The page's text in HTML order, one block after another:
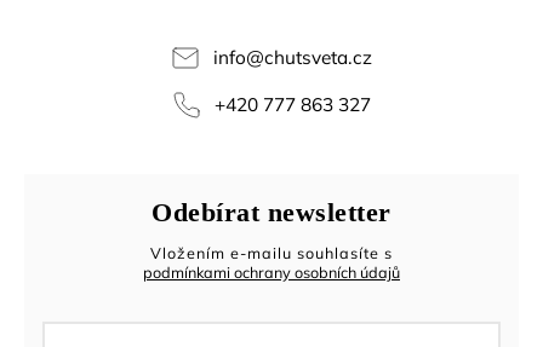
info@chutsveta.cz
+420 777 863 327
Odebírat newsletter
Vložením e-mailu souhlasíte s
podmínkami ochrany osobních údajů